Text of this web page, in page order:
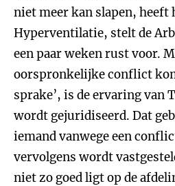
niet meer kan slapen,
Hyperventilatie, stelt de
een paar weken rust voor.
oorspronkelijke conflict
sprake’, is de ervaring van
wordt gejuridiseerd. Dat
iemand vanwege een
vervolgens wordt
niet zo goed ligt op de